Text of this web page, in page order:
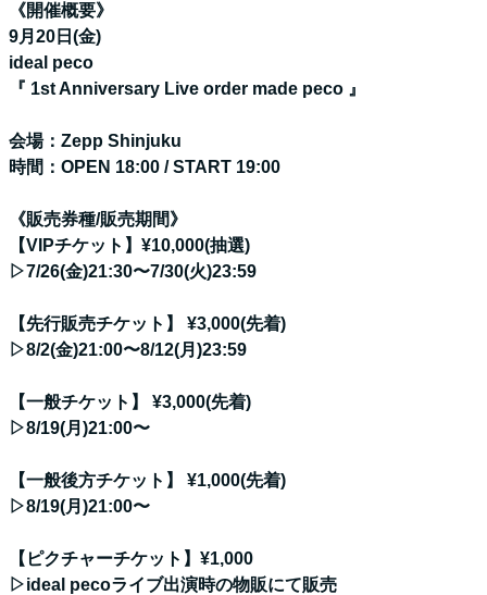
《開催概要》
9月20日(金)
ideal peco
『 1st Anniversary Live order made peco 』
会場：Zepp Shinjuku
時間：OPEN 18:00 / START 19:00
《販売券種/販売期間》
【VIPチケット】¥10,000(抽選)
▷7/26(金)21:30〜7/30(火)23:59
【先行販売チケット】 ¥3,000(先着)
▷8/2(金)21:00〜8/12(月)23:59
【一般チケット】 ¥3,000(先着)
▷8/19(月)21:00〜
【一般後方チケット】 ¥1,000(先着)
▷8/19(月)21:00〜
【ピクチャーチケット】¥1,000
▷ideal pecoライブ出演時の物販にて販売